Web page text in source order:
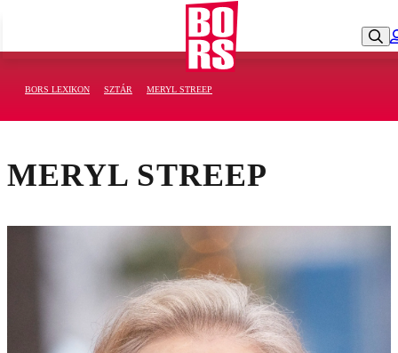
BORS LEXIKON SZTÁR MERYL STREEP
MERYL STREEP